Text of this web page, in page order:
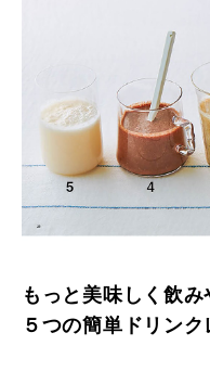
もっと美味しく飲
５つの簡単ドリンク